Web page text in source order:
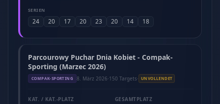
SERIEN
24 20 17 20 23 20 14 18
Parcourowy Puchar Dnia Kobiet - Compak-
Sporting (Marzec 2026)
COMPAK-SPORTING 8. März 2026·150 Targets· UNVOLLENDET
KAT. / KAT.-PLATZ GESAMTPLATZ